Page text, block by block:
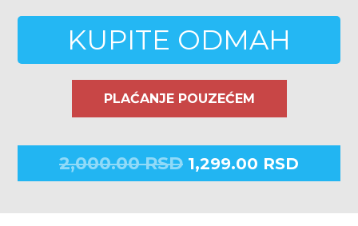
KUPITE ODMAH
PLAĆANJE POUZEĆEM
2,000.00RSD 1,299.00 RSD